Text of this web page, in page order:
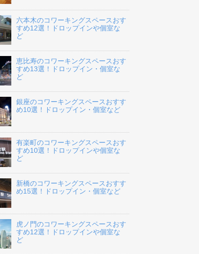
六本木のコワーキングスペースおす
すめ12選！ドロップインや個室な
ど
恵比寿のコワーキングスペースおす
すめ13選！ドロップイン・個室な
ど
銀座のコワーキングスペースおすす
め10選！ドロップイン・個室など
有楽町のコワーキングスペースおす
すめ10選！ドロップインや個室な
ど
新橋のコワーキングスペースおすす
め15選！ドロップイン・個室など
虎ノ門のコワーキングスペースおす
すめ12選！ドロップインや個室な
ど